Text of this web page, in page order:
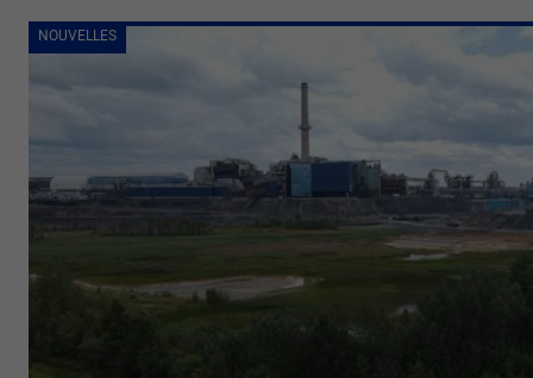
NOUVELLES